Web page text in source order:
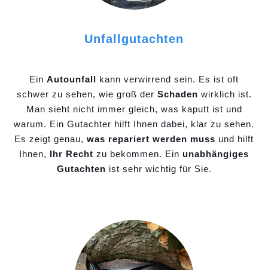
Unfallgutachten
Ein Autounfall kann verwirrend sein. Es ist oft
schwer zu sehen, wie groß der Schaden wirklich ist.
Man sieht nicht immer gleich, was kaputt ist und
warum. Ein Gutachter hilft Ihnen dabei, klar zu sehen.
Es zeigt genau, was repariert werden muss und hilft
Ihnen, Ihr Recht zu bekommen. Ein unabhängiges
Gutachten ist sehr wichtig für Sie.